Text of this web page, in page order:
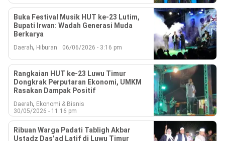
Buka Festival Musik HUT ke-23 Lutim,
Bupati Irwan: Wadah Generasi Muda
Berkarya
Daerah, Hiburan 06/06/2026 - 3:16 pm
Rangkaian HUT ke-23 Luwu Timur
Dongkrak Perputaran Ekonomi, UMKM
Rasakan Dampak Positif
Daerah, Ekonomi & Bisnis
30/05/2026 - 11:16 pm
Ribuan Warga Padati Tabligh Akbar
Ustadz Das’ad Latif di Luwu Timur